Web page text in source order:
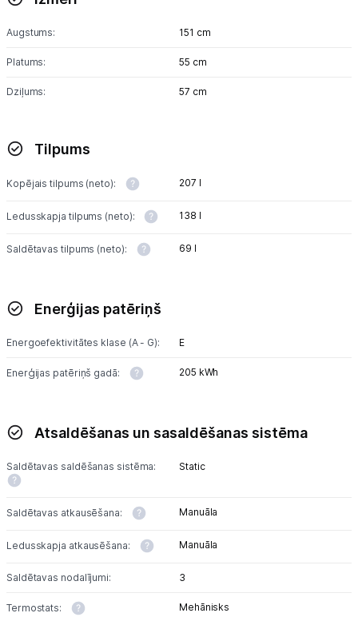
Augstums: 151 cm
Platums: 55 cm
Dziļums: 57 cm
Tilpums
Kopējais tilpums (neto): 207 l
Ledusskapja tilpums (neto): 138 l
Saldētavas tilpums (neto): 69 l
Enerģijas patēriņš
Energoefektivitātes klase (A - G): E
Enerģijas patēriņš gadā: 205 kWh
Atsaldēšanas un sasaldēšanas sistēma
Saldētavas saldēšanas sistēma: Static
Saldētavas atkausēšana: Manuāla
Ledusskapja atkausēšana: Manuāla
Saldētavas nodalījumi: 3
Termostats: Mehānisks